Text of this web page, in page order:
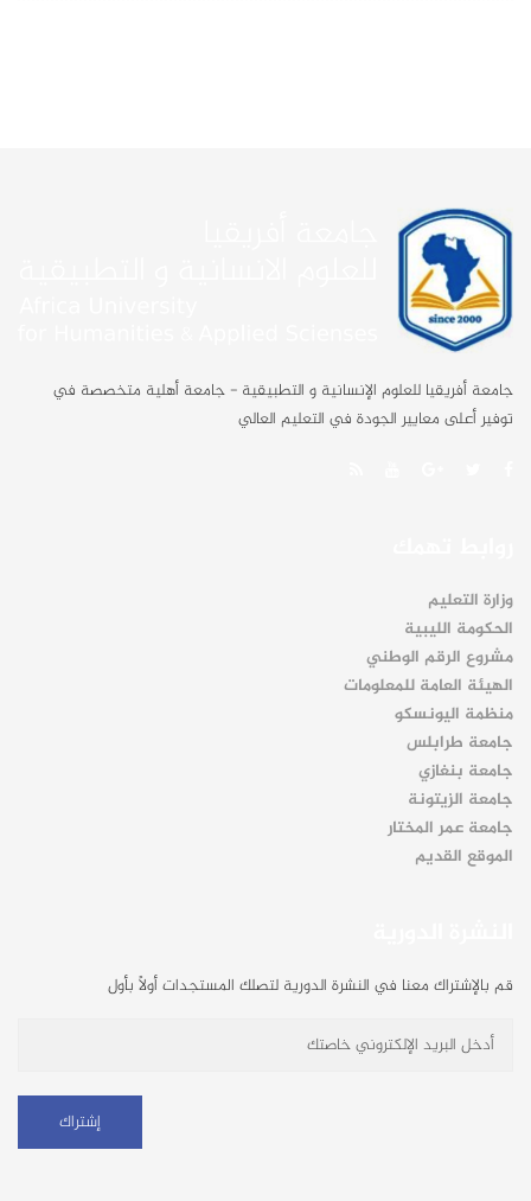
جامعة أفريقيا للعلوم الإنسانية و التطبيقية - جامعة أهلية متخصصة في
توفير أعلى معايير الجودة في التعليم العالي
وزارة التعليم
الحكومة الليبية
مشروع الرقم الوطني
الهيئة العامة للمعلومات
منظمة اليونسكو
جامعة طرابلس
جامعة بنغازي
جامعة الزيتونة
جامعة عمر المختار
الموقع القديم
قم بالإشتراك معنا في النشرة الدورية لتصلك المستجدات أولاً بأول